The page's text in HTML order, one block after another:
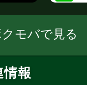
モバで見る
報